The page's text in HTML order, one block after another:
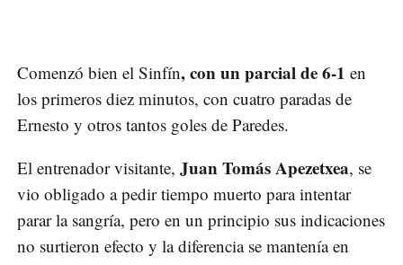
Comenzó bien el Sinfín, con un parcial de 6-1 en
los primeros diez minutos, con cuatro paradas de
Ernesto y otros tantos goles de Paredes.
El entrenador visitante, Juan Tomás Apezetxea, se
vio obligado a pedir tiempo muerto para intentar
parar la sangría, pero en un principio sus indicaciones
no surtieron efecto y la diferencia se mantenía en